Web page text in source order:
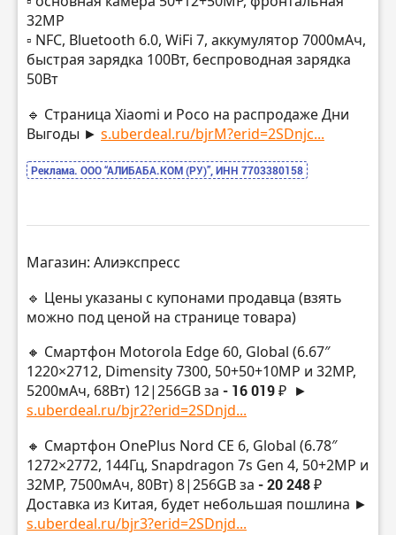
32МР
▫️ NFC, Bluetooth 6.0, WiFi 7, аккумулятор 7000мАч,
быстрая зарядка 100Вт, беспроводная зарядка
50Вт
🔹 Страница Xiaomi и Poco на распродаже Дни
Выгоды ► s.uberdeal.ru/bjrM?erid=2SDnjc...
Реклама. ООО “АЛИБАБА.КОМ (РУ)”, ИНН 7703380158
Магазин: Алиэкспресс
🔹 Цены указаны с купонами продавца (взять
можно под ценой на странице товара)
🔸 Смартфон Motorola Edge 60, Global (6.67″
1220×2712, Dimensity 7300, 50+50+10MP и 32MP,
5200мАч, 68Вт) 12|256GB за - 16 019 ₽ ►
s.uberdeal.ru/bjr2?erid=2SDnjd...
🔸 Смартфон OnePlus Nord CE 6, Global (6.78″
1272×2772, 144Гц, Snapdragon 7s Gen 4, 50+2MP и
32MP, 7500мАч, 80Вт) 8|256GB за - 20 248 ₽
Доставка из Китая, будет небольшая пошлина ►
s.uberdeal.ru/bjr3?erid=2SDnjd...